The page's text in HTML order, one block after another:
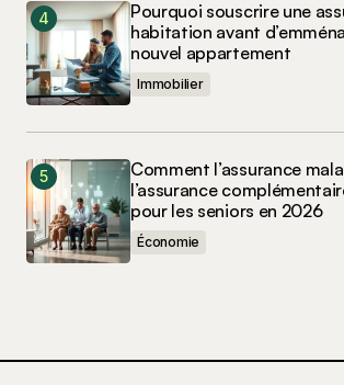
Pourquoi souscrire une
habitation avant
nouvel appartement
Immobilier
Comment l’assurance
l’assurance
pour les seniors en 2026
Économie